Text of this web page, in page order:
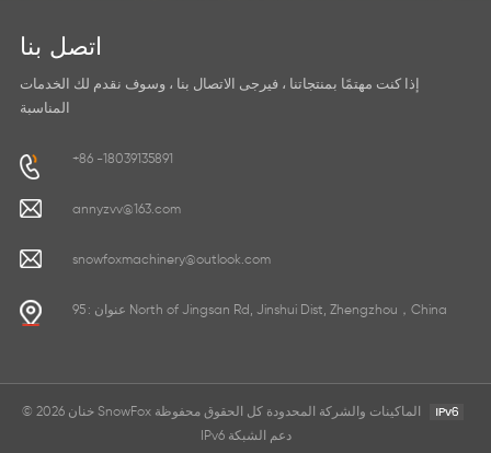
اتصل بنا
إذا كنت مهتمًا بمنتجاتنا ، فيرجى الاتصال بنا ، وسوف نقدم لك الخدمات
المناسبة
+86 -18039135891
annyzvv@163.com
snowfoxmachinery@outlook.com
عنوان : 95 North of Jingsan Rd, Jinshui Dist, Zhengzhou，China
IPv6 دعم الشبكة